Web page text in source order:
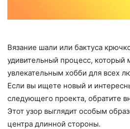
Вязание шали или бактуса
удивительный процесс, который
увлекательным хобби для всех
Если вы ищете новый и
следующего проекта, обратите
Этот узор выглядит особым
центра длинной стороны.